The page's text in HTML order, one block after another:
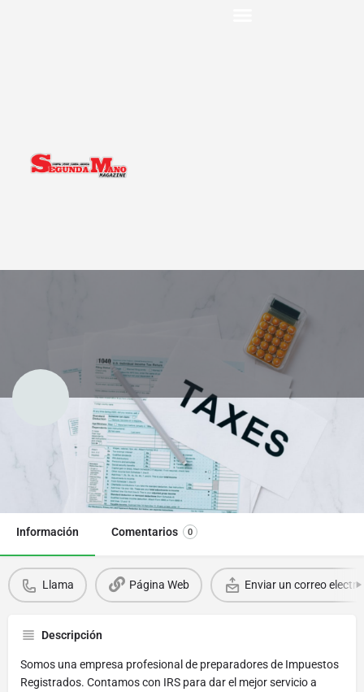
En Tu Idioma Income Tax Services
Llama Página Web
Información Comentarios 0
Llama Página Web Enviar un correo
Descripción
Somos una empresa profesional de preparadores de Impuestos
Registrados. Contamos con IRS para dar el mejor servicio a